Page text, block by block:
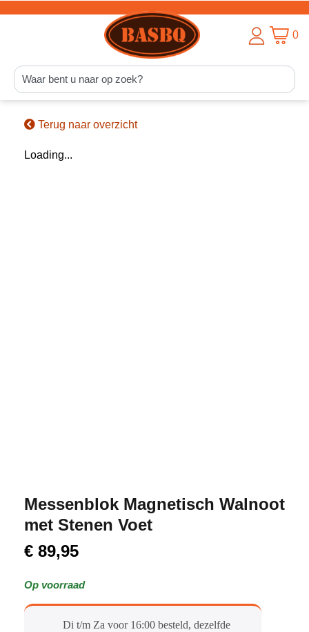
0
Terug naar overzicht
Loading...
Messenblok Magnetisch Walnoot
met Stenen Voet
€ 89,95
Op voorraad
Di t/m Za voor 16:00 besteld, dezelfde